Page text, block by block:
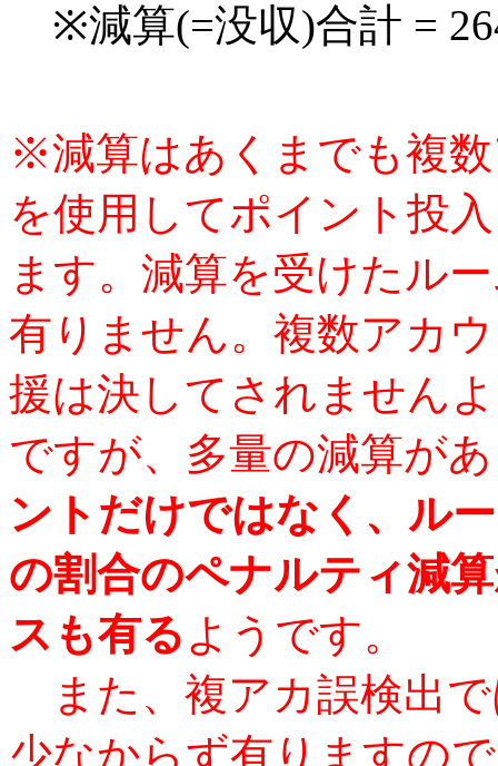
※減算(=没収)合計 =
※減算はあくまでも複
を使用してポイント投
ます。減算を受けたル
有りません。複数アカ
援は決してされません
ですが、多量の減算が
ントだけではなく、ル
の割合のペナルティ減
スも有る ようです。
また、複アカ誤検出
少なからず有りますの